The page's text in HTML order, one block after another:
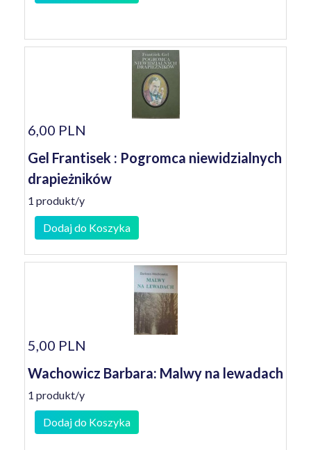
6,00 PLN
Gel Frantisek : Pogromca niewidzialnych
drapieżników
1 produkt/y
Dodaj do Koszyka
5,00 PLN
Wachowicz Barbara: Malwy na lewadach
1 produkt/y
Dodaj do Koszyka